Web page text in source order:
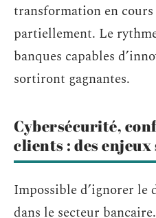
transformation en
partiellement. Le
banques capables
sortiront gagnantes.
Cybersécurité,
clients : des enjeux
Impossible d’ignorer le
dans le secteur